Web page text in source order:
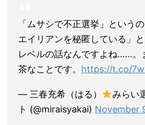
「ムサシで不正選挙」という
エイリアンを秘匿している」
レベルの話なんですよね……。
茶なことです。 https://t.co/
— 三春充希（はる）
みらい
ト (@miraisyakai) November